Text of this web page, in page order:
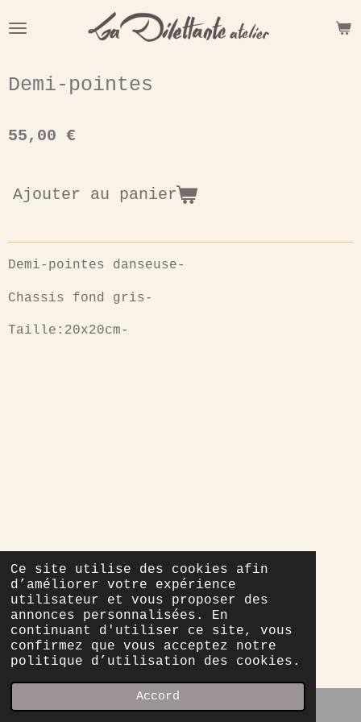
Ce site utilise des cookies afin
d’améliorer votre expérience
utilisateur et vous proposer des
annonces personnalisées. En
continuant d'utiliser ce site, vous
confirmez que vous acceptez notre
politique d’utilisation des cookies.
Accord
au
principal
Demi-pointes
55,00 €
Ajouter au panier
Demi-pointes danseuse-
Chassis fond gris-
Taille:20x20cm-